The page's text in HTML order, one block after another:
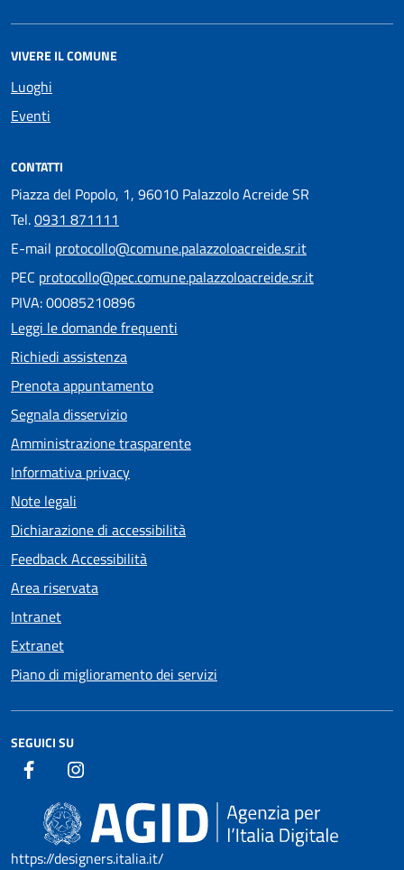
VIVERE IL COMUNE
Luoghi
Eventi
CONTATTI
Piazza del Popolo, 1, 96010 Palazzolo Acreide SR
Tel.0931 871111
E-mail protocollo@comune.palazzoloacreide.sr.it
PEC protocollo@pec.comune.palazzoloacreide.sr.it
PIVA: 00085210896
Leggi le domande frequenti
Richiedi assistenza
Prenota appuntamento
Segnala disservizio
Amministrazione trasparente
Informativa privacy
Note legali
Dichiarazione di accessibilità
Feedback Accessibilità
Area riservata
Intranet
Extranet
Piano di miglioramento dei servizi
SEGUICI SU
https://designers.italia.it/